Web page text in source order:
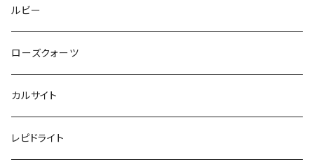
ルビー
ローズクォーツ
カルサイト
レピドライト